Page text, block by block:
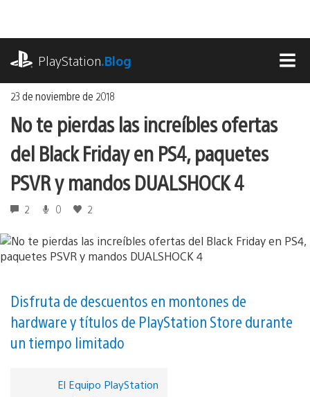
contenido
PlayStation.Blog
23 de noviembre de 2018
No te pierdas las increíbles ofertas
del Black Friday en PS4, paquetes
PSVR y mandos DUALSHOCK 4
2 0 2
Disfruta de descuentos en montones de
hardware y títulos de PlayStation Store durante
un tiempo limitado
El Equipo PlayStation